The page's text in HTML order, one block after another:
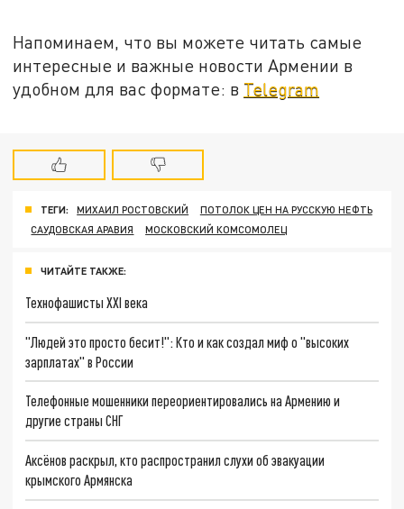
Напоминаем, что вы можете читать самые
интересные и важные новости Армении в
удобном для вас формате: в Telegram
ТЕГИ: МИХАИЛ РОСТОВСКИЙ
ПОТОЛОК ЦЕН НА РУССКУЮ НЕФТЬ
САУДОВСКАЯ АРАВИЯ
МОСКОВСКИЙ КОМСОМОЛЕЦ
ЧИТАЙТЕ ТАКЖЕ:
Технофашисты XXI века
"Людей это просто бесит!": Кто и как создал миф о "высоких
зарплатах" в России
Телефонные мошенники переориентировались на Армению и
другие страны СНГ
Аксёнов раскрыл, кто распространил слухи об эвакуации
крымского Армянска